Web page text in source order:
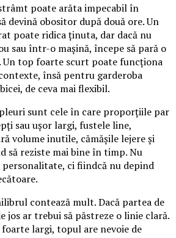
poate arăta impecabil în
devină obositor după două ore. Un
poate ridica ținuta, dar dacă nu
sau într-o mașină, începe să pară o
Un top foarte scurt poate funcționa
însă pentru garderoba
de ceva mai flexibil.
sunt cele în care proporțiile par
sau ușor largi, fustele line,
volume inutile, cămășile lejere și
să reziste mai bine în timp. Nu
ci fiindcă nu depind
contează mult. Dacă partea de
jos ar trebui să păstreze o linie clară.
largi, topul are nevoie de